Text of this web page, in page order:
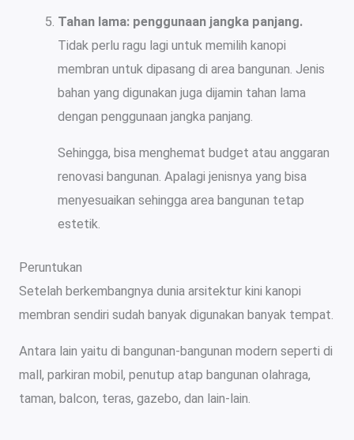
Tahan lama: penggunaan jangka panjang.
Tidak perlu ragu lagi untuk memilih kanopi
membran untuk dipasang di area bangunan. Jenis
bahan yang digunakan juga dijamin tahan lama
dengan penggunaan jangka panjang.
Sehingga, bisa menghemat budget atau anggaran
renovasi bangunan. Apalagi jenisnya yang bisa
menyesuaikan sehingga area bangunan tetap
estetik.
Peruntukan
Setelah berkembangnya dunia arsitektur kini kanopi
membran sendiri sudah banyak digunakan banyak tempat.
Antara lain yaitu di bangunan-bangunan modern seperti di
mall, parkiran mobil, penutup atap bangunan olahraga,
taman, balcon, teras, gazebo, dan lain-lain.